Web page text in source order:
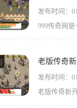
发布时间：
老版传奇
发布时间：